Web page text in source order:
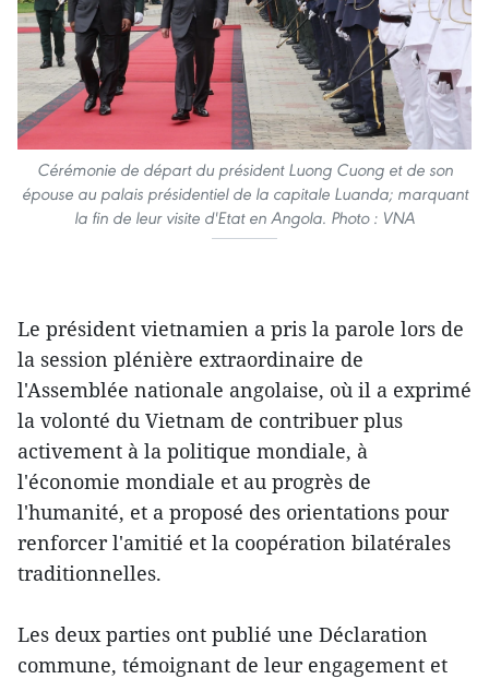
Cérémonie de départ du président Luong Cuong et de son
épouse au palais présidentiel de la capitale Luanda; marquant
la fin de leur visite d'Etat en Angola. Photo : VNA
Le président vietnamien a pris la parole lors de
la session plénière extraordinaire de
l'Assemblée nationale angolaise, où il a exprimé
la volonté du Vietnam de contribuer plus
activement à la politique mondiale, à
l'économie mondiale et au progrès de
l'humanité, et a proposé des orientations pour
renforcer l'amitié et la coopération bilatérales
traditionnelles.
Les deux parties ont publié une Déclaration
commune, témoignant de leur engagement et